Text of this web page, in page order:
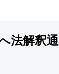
法解釈通